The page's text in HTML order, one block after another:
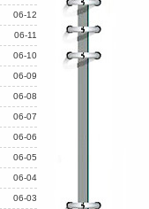
06-12
06-11
06-10
06-09
06-08
06-07
06-06
06-05
06-04
06-03